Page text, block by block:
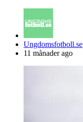
Posted
by
Ungdomsfotboll.se
11 månader ago